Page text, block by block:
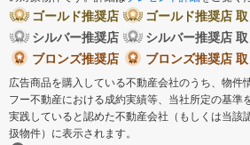
ゴールド推奨店
ゴールド推奨店
シルバー推奨店
シルバー推奨店
ブロンズ推奨店
ブロンズ推奨店
広告商品を購入している不動産会社のうち、物件
フー不動産における成約実績等、当社所定の基準
実践していると認めた不動産会社（もしくは当該
扱物件）に表示されます。